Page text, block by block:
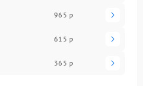
965 р
615 р
365 р